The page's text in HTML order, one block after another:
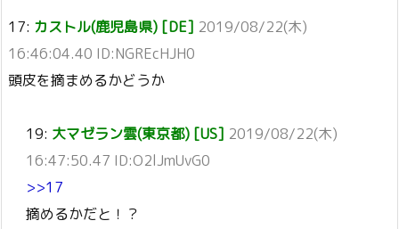
17: カストル(鹿児島県) [DE] 2019/08/22(木)
16:46:04.40 ID:NGREcHJH0
頭皮を摘まめるかどうか
19: 大マゼラン雲(東京都) [US] 2019/08/22(木)
16:47:50.47 ID:O2lJmUvG0
>>17
摘めるかだと！？